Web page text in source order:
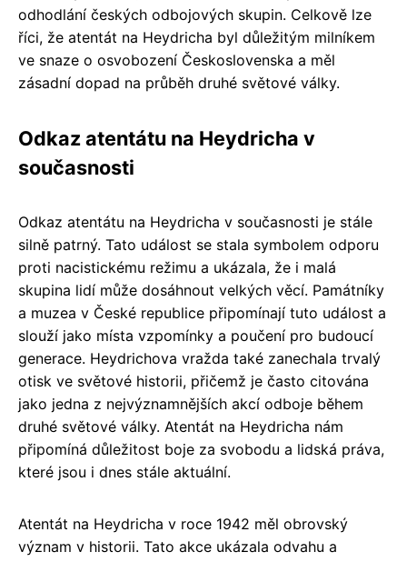
odhodlání českých odbojových skupin. Celkově lze
říci, že atentát na Heydricha byl důležitým milníkem
ve snaze o osvobození Československa a měl
zásadní dopad na průběh druhé světové války.
Odkaz atentátu na Heydricha v
současnosti
Odkaz atentátu na Heydricha v současnosti je stále
silně patrný. Tato událost se stala symbolem odporu
proti nacistickému režimu a ukázala, že i malá
skupina lidí může dosáhnout velkých věcí. Památníky
a muzea v České republice připomínají tuto událost a
slouží jako místa vzpomínky a poučení pro budoucí
generace. Heydrichova vražda také zanechala trvalý
otisk ve světové historii, přičemž je často citována
jako jedna z nejvýznamnějších akcí odboje během
druhé světové války. Atentát na Heydricha nám
připomíná důležitost boje za svobodu a lidská práva,
které jsou i dnes stále aktuální.
Atentát na Heydricha v roce 1942 měl obrovský
význam v historii. Tato akce ukázala odvahu a